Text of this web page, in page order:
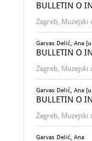
BULLETIN O
Zagreb,
Garvas Delić, Ana
BULLETIN O
Zagreb,
Garvas Delić, Ana
BULLETIN O
Zagreb,
Garvas Delić, Ana